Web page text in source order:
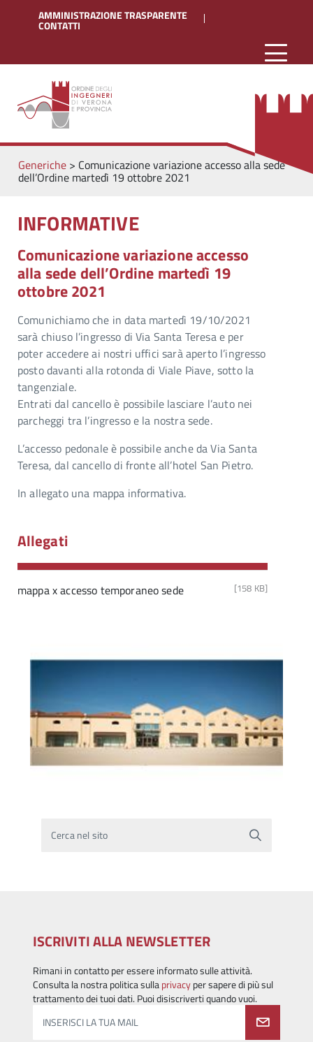
AMMINISTRAZIONE TRASPARENTE
CONTATTI
Generiche> Comunicazione variazione accesso alla sede
dell’Ordine martedì 19 ottobre 2021
INFORMATIVE
Comunicazione variazione accesso
alla sede dell’Ordine martedì 19
ottobre 2021
Comunichiamo che in data martedì 19/10/2021
sarà chiuso l’ingresso di Via Santa Teresa e per
poter accedere ai nostri uffici sarà aperto l’ingresso
posto davanti alla rotonda di Viale Piave, sotto la
tangenziale.
Entrati dal cancello è possibile lasciare l’auto nei
parcheggi tra l’ingresso e la nostra sede.
L’accesso pedonale è possibile anche da Via Santa
Teresa, dal cancello di fronte all’hotel San Pietro.
In allegato una mappa informativa.
Allegati
mappa x accesso temporaneo sede [158 KB]
Cerca nel sito
ISCRIVITI ALLA NEWSLETTER
Rimani in contatto per essere informato sulle attività.
Consulta la nostra politica sullaprivacyper sapere di più sul
trattamento dei tuoi dati. Puoi disiscriverti quando vuoi.
INSERISCI LA TUA MAIL